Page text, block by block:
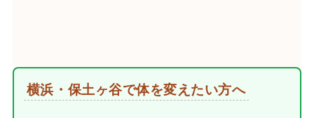
横浜・保土ヶ谷で体を変えたい方へ